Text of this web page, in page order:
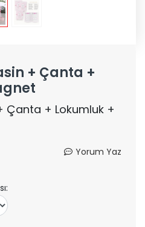
+ Çanta +
Çanta + Lokumluk +
Yorum Yaz